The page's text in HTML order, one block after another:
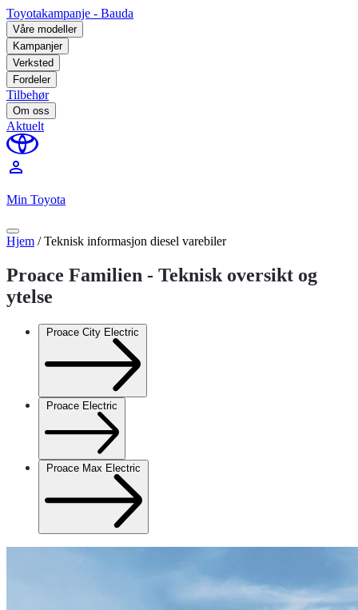
Toyotakampanje - Bauda
Våre modeller
Kampanjer
Verksted
Fordeler
Tilbehør
Om oss
Aktuelt
perm_identity
Min Toyota
Hjem /Teknisk informasjon diesel varebiler
Proace Familien - Teknisk oversikt og
ytelse
Proace City Electric
Proace Electric
Proace Max Electric